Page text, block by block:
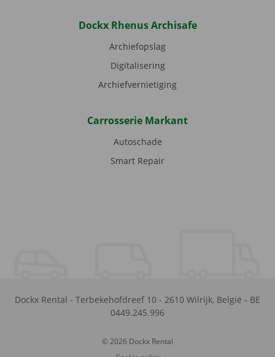
Dockx Rhenus Archisafe
Archiefopslag
Digitalisering
Archiefvernietiging
Carrosserie Markant
Autoschade
Smart Repair
Dockx Rental - Terbekehofdreef 10 - 2610 Wilrijk, België - BE
0449.245.996
© 2026 Dockx Rental